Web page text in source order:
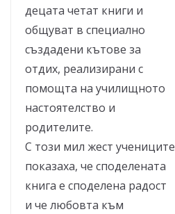
децата четат книги и
общуват в специално
създадени кътове за
отдих, реализирани с
помощта на училищното
настоятелство и
родителите.
С този мил жест учениците
показаха, че споделената
книга е споделена радост
и че любовта към